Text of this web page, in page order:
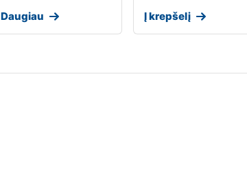
Daugiau Į krepšelį